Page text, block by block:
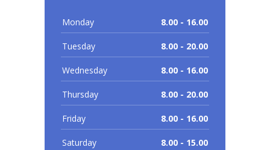
Monday 8.00 - 16.00
Tuesday 8.00 - 20.00
Wednesday 8.00 - 16.00
Thursday 8.00 - 20.00
Friday 8.00 - 16.00
Saturday 8.00 - 15.00